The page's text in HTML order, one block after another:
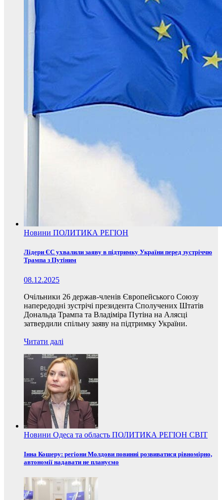
Новини ПОЛИТИКА РЕГІОН
Лідери ЄС ухвалили заяву в підтримку України перед зустріччю
Трампа з Путіним
08.12.2025
Очільники 26 держав-членів Європейського Союзу
напередодні зустрічі президента Сполучених Штатів
Дональда Трампа та Владіміра Путіна на Алясці
затвердили спільну заяву на підтримку України.
Читати далі
Новини Одеса та область ПОЛИТИКА РЕГІОН СВІТ
Інна Кошеру: регіони Молдови повинні розвиватися рівномірно,
автономії надавати не плануємо